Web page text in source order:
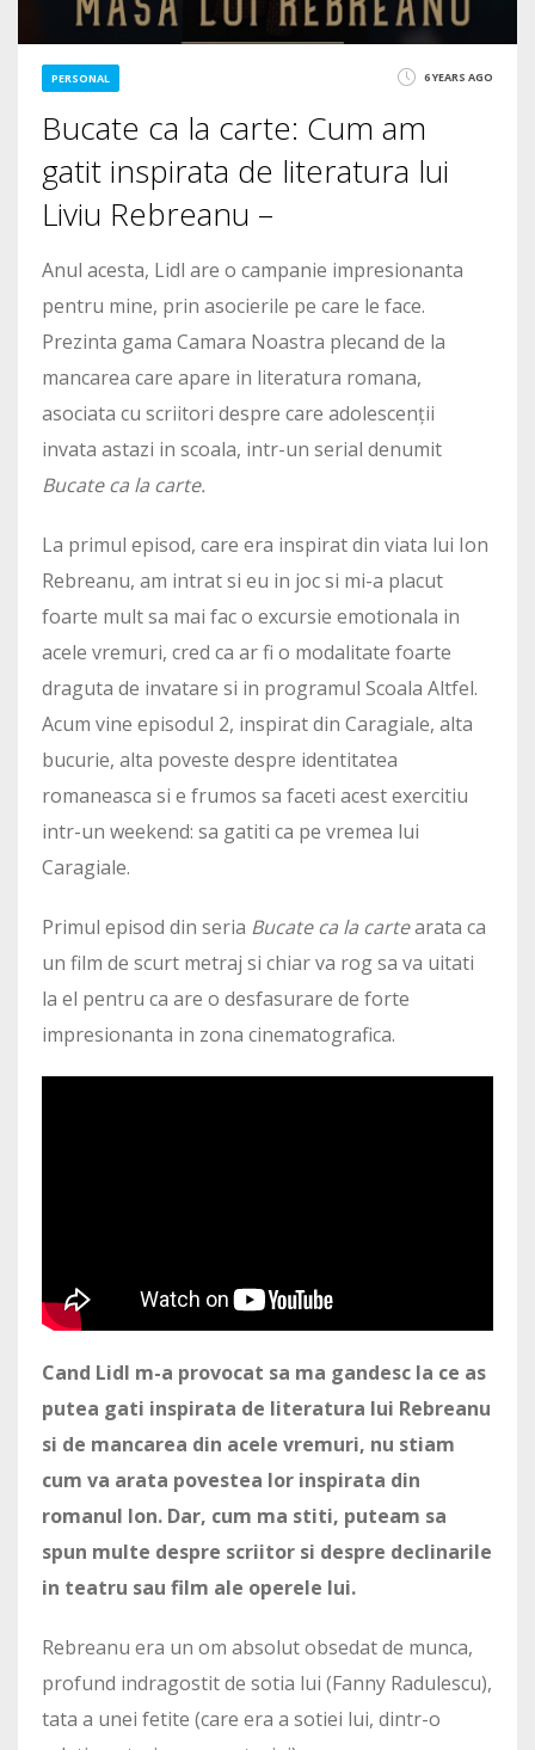
PERSONAL 6 YEARS AGO
Bucate ca la carte: Cum am
gatit inspirata de literatura lui
Liviu Rebreanu –
Anul acesta, Lidl are o campanie impresionanta
pentru mine, prin asocierile pe care le face.
Prezinta gama Camara Noastra plecand de la
mancarea care apare in literatura romana,
asociata cu scriitori despre care adolescenții
invata astazi in scoala, intr-un serial denumit
Bucate ca la carte.
La primul episod, care era inspirat din viata lui Ion
Rebreanu, am intrat si eu in joc si mi-a placut
foarte mult sa mai fac o excursie emotionala in
acele vremuri, cred ca ar fi o modalitate foarte
draguta de invatare si in programul Scoala Altfel.
Acum vine episodul 2, inspirat din Caragiale, alta
bucurie, alta poveste despre identitatea
romaneasca si e frumos sa faceti acest exercitiu
intr-un weekend: sa gatiti ca pe vremea lui
Caragiale.
Primul episod din seria Bucate ca la cartearata ca
un film de scurt metraj si chiar va rog sa va uitati
la el pentru ca are o desfasurare de forte
impresionanta in zona cinematografica.
Cand Lidl m-a provocat sa ma gandesc la ce as
putea gati inspirata de literatura lui Rebreanu
si de mancarea din acele vremuri, nu stiam
cum va arata povestea lor inspirata din
romanul Ion. Dar, cum ma stiti, puteam sa
spun multe despre scriitor si despre declinarile
in teatru sau film ale operele lui.
Rebreanu era un om absolut obsedat de munca,
profund indragostit de sotia lui (Fanny Radulescu),
tata a unei fetite (care era a sotiei lui, dintr-o